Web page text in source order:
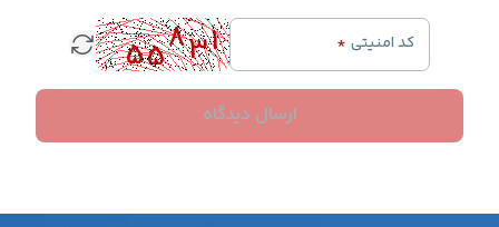
کد امنیتی *
ارسال دیدگاه